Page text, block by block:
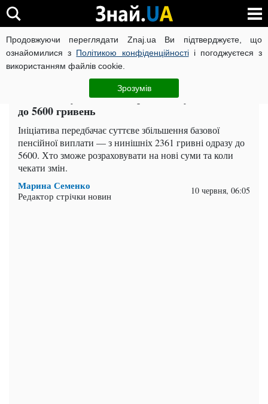
Продовжуючи переглядати Znaj.ua Ви підтверджуєте, що
ознайомилися з Політикою конфіденційностіі погоджуєтеся з
використанням файлів cookie.
Зрозумів
ВІЙНА РОСІЇ ПРОТИ УКРАЇНИ КОРОНАВІРУС В УКРАЇНІ
ЧИТАТЬ НА РУССКОМ
Мінімальну пенсію в Україні можуть підняти
до 5600 гривень
Ініціатива передбачає суттєве збільшення базової
пенсійної виплати — з нинішніх 2361 гривні одразу до
5600. Хто зможе розраховувати на нові суми та коли
чекати змін.
Марина Семенко
Редактор стрічки новин 10 червня, 06:05